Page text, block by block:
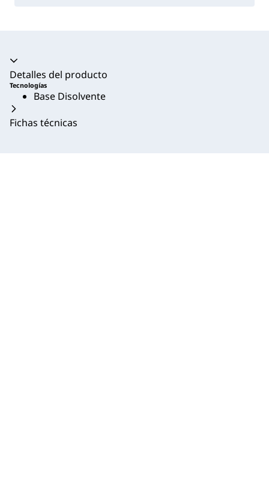
Acordeón colapsado
Detalles del producto
Tecnologías
Base Disolvente
Fichas técnicas